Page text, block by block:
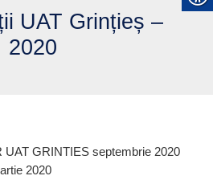
UAT Grințieș –
2020
UAT GRINTIES septembrie 2020
2020